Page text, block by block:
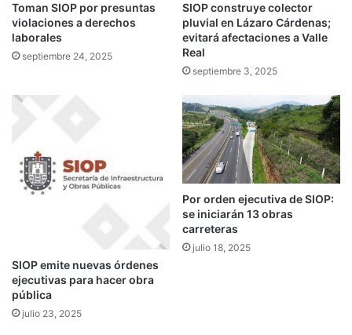
Toman SIOP por presuntas
violaciones a derechos
laborales
septiembre 24, 2025
SIOP construye colector
pluvial en Lázaro Cárdenas;
evitará afectaciones a Valle
Real
septiembre 3, 2025
SIOP emite nuevas órdenes
ejecutivas para hacer obra
pública
julio 23, 2025
Por orden ejecutiva de SIOP:
se iniciarán 13 obras
carreteras
julio 18, 2025